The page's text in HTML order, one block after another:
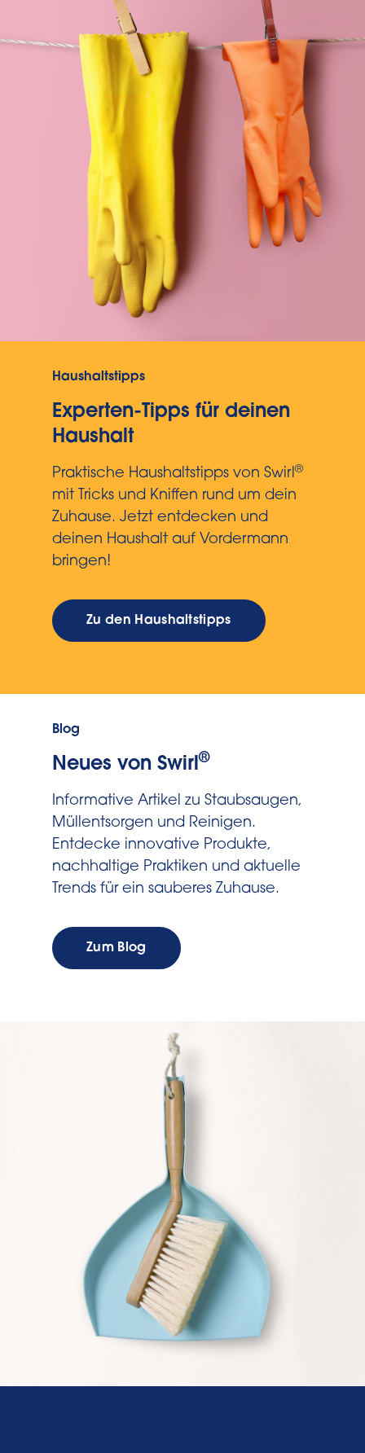
Haushaltstipps
Experten-Tipps für deinen
Haushalt
Praktische Haushaltstipps von Swirl®
mit Tricks und Kniffen rund um dein
Zuhause. Jetzt entdecken und
deinen Haushalt auf Vordermann
bringen!
Zu den Haushaltstipps
Blog
Neues von Swirl®
Informative Artikel zu Staubsaugen,
Müllentsorgen und Reinigen.
Entdecke innovative Produkte,
nachhaltige Praktiken und aktuelle
Trends für ein sauberes Zuhause.
Zum Blog